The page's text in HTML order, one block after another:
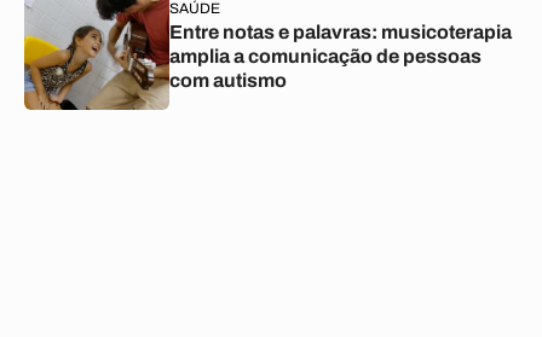
SAÚDE
Entre notas e palavras: musicoterapia
amplia a comunicação de pessoas
com autismo